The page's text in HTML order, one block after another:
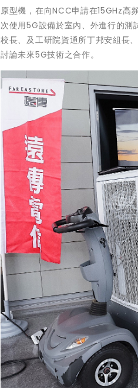
原型機，在向NCC申請在15GHz高
次使用5G設備於室內、外進行的
校長、及工研院資通所丁邦安組長
討論未來5G技術之合作。